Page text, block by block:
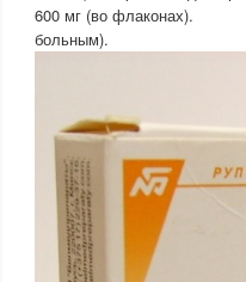
600 мг (во флаконах).
больным).